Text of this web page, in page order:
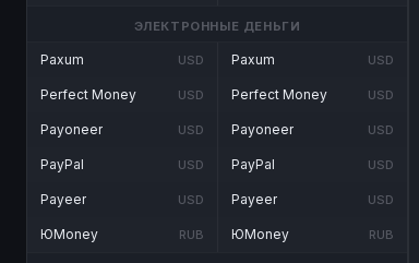
ЭЛЕКТРОННЫЕ ДЕНЬГИ
Paxum USD
Perfect Money USD
Payoneer USD
PayPal USD
Payeer USD
ЮMoney RUB
Paxum USD
Perfect Money USD
Payoneer USD
PayPal USD
Payeer USD
ЮMoney RUB